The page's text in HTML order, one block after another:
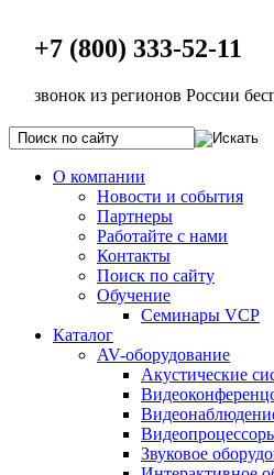
+7 (800) 333-52-11
звонок из регионов России
О компании
Новости и события
Партнеры
Работайте с нами
Контакты
Поиск по сайту
Обучение
Семинары VCP
Каталог
AV-оборудование
Акустические
Звуковое